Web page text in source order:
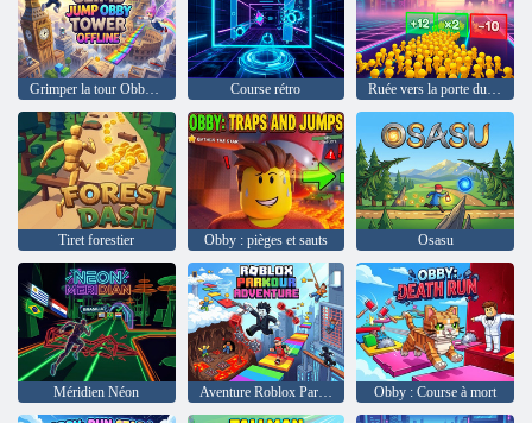
Course rétro
Tiret forestier Obby : pièges et sauts Osasu
Méridien Néon Aventure Roblox Parkour Obby : Course à mort